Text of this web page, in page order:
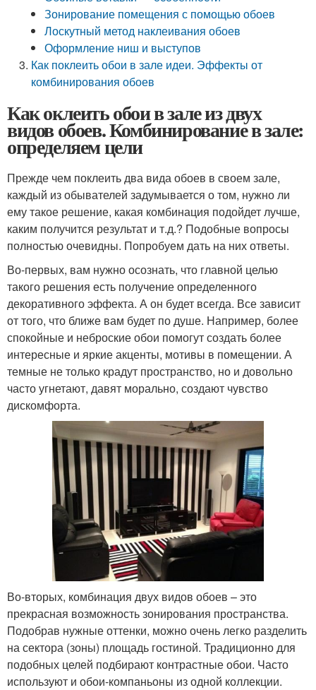
Зонирование помещения с помощью обоев
Лоскутный метод наклеивания обоев
Оформление ниш и выступов
Как поклеить обои в зале идеи. Эффекты от
комбинирования обоев
Как оклеить обои в зале из двух
видов обоев. Комбинирование в зале:
определяем цели
Прежде чем поклеить два вида обоев в своем зале,
каждый из обывателей задумывается о том, нужно ли
ему такое решение, какая комбинация подойдет лучше,
каким получится результат и т.д.? Подобные вопросы
полностью очевидны. Попробуем дать на них ответы.
Во-первых, вам нужно осознать, что главной целью
такого решения есть получение определенного
декоративного эффекта. А он будет всегда. Все зависит
от того, что ближе вам будет по душе. Например, более
спокойные и неброские обои помогут создать более
интересные и яркие акценты, мотивы в помещении. А
темные не только крадут пространство, но и довольно
часто угнетают, давят морально, создают чувство
дискомфорта.
Во-вторых, комбинация двух видов обоев – это
прекрасная возможность зонирования пространства.
Подобрав нужные оттенки, можно очень легко разделить
на сектора (зоны) площадь гостиной. Традиционно для
подобных целей подбирают контрастные обои. Часто
используют и обои-компаньоны из одной коллекции.